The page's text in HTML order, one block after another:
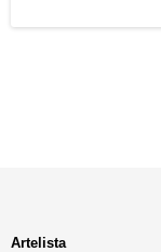
Artelista